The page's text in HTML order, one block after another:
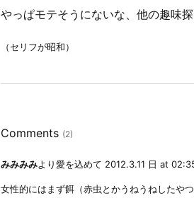
やっぱモテそうにないな、他の趣味探
（セリフが昭和）
Comments (2)
みみみみより愛を込めて 2012.3.11 日 at
女性的にはまず餌（赤虫とかうねうねしたや